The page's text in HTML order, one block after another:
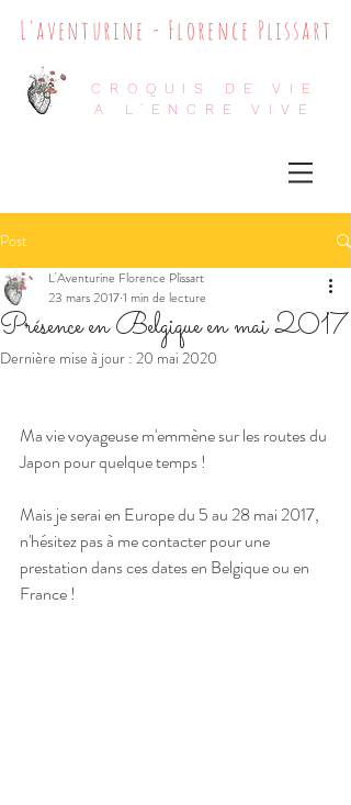
L'aventurine - Florence Plissart
CROQUIS DE VIE
A L'ENCRE VIVE
Post
Présence en Belgique en mai 2017
L'Aventurine Florence Plissart
23 mars 20171 min de lecture
Dernière mise à jour : 20 mai 2020
Ma vie voyageuse m'emmène sur les routes du
Japon pour quelque temps !
Mais je serai en Europe du 5 au 28 mai 2017,
n'hésitez pas à me contacter pour une
prestation dans ces dates en Belgique ou en
France !